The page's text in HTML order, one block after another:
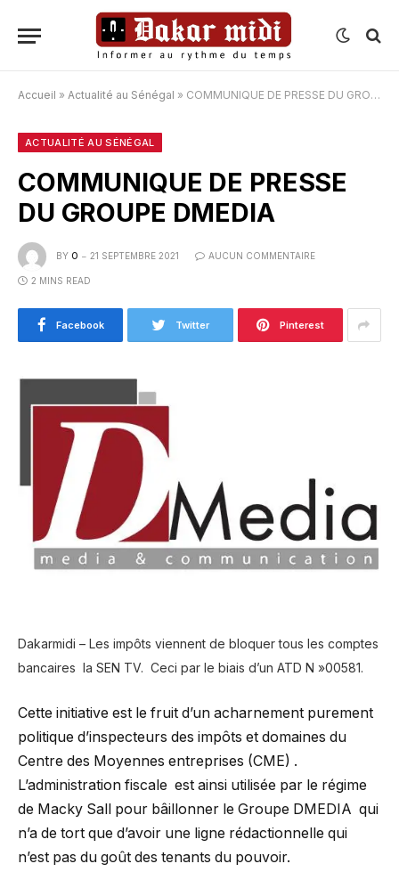
Accueil » Actualité au Sénégal » COMMUNIQUE DE PRESSE DU GROUPE DMEDIA
ACTUALITÉ AU SÉNÉGAL
COMMUNIQUE DE PRESSE
DU GROUPE DMEDIA
BY O 21 SEPTEMBRE 2021 AUCUN COMMENTAIRE
2 MINS READ
Facebook Twitter Pinterest
Dakarmidi – Les impôts viennent de bloquer tous les comptes
bancaires la SEN TV. Ceci par le biais d’un ATD N »00581.
Cette initiative est le fruit d’un acharnement purement
politique d’inspecteurs des impôts et domaines du
Centre des Moyennes entreprises (CME) .
L’administration fiscale est ainsi utilisée par le régime
de Macky Sall pour bâillonner le Groupe DMEDIA qui
n’a de tort que d’avoir une ligne rédactionnelle qui
n’est pas du goût des tenants du pouvoir.